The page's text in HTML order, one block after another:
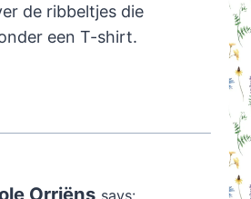
de ribbeltjes die
een T-shirt.
Orriëns